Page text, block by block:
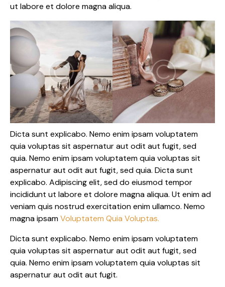
ut labore et dolore magna aliqua.
Dicta sunt explicabo. Nemo enim ipsam voluptatem
quia voluptas sit aspernatur aut odit aut fugit, sed
quia. Nemo enim ipsam voluptatem quia voluptas sit
aspernatur aut odit aut fugit, sed quia. Dicta sunt
explicabo. Adipiscing elit, sed do eiusmod tempor
incididunt ut labore et dolore magna aliqua. Ut enim ad
veniam quis nostrud exercitation enim ullamco. Nemo
magna ipsamVoluptatem Quia Voluptas.
Dicta sunt explicabo. Nemo enim ipsam voluptatem
quia voluptas sit aspernatur aut odit aut fugit, sed
quia. Nemo enim ipsam voluptatem quia voluptas sit
aspernatur aut odit aut fugit.